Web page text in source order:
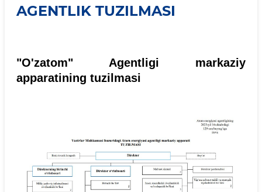
AGENTLIK TUZILMASI
"O'zatom" Agentligi markaziy
apparatining tuzilmasi